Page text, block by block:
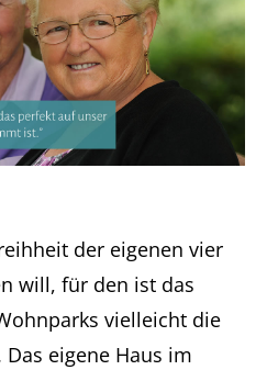
der eigenen vier
will, für den ist das
vielleicht die
eigene Haus im